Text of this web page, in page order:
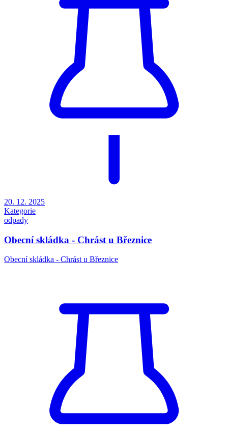
20. 12. 2025
Kategorie
odpady
Obecní skládka - Chrást u Březnice
Obecní skládka - Chrást u Březnice